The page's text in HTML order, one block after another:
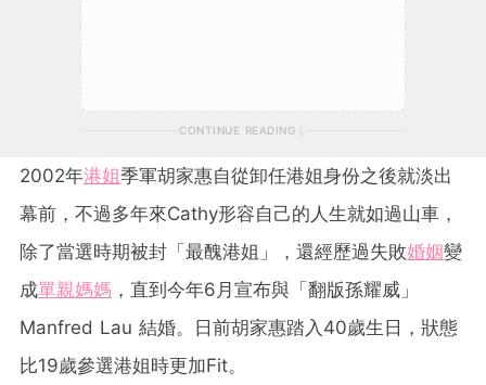
CONTINUE READING
2002年港姐季軍胡家惠自從卸任港姐身份之後就淡出
幕前，不過多年來Cathy形容自己的人生就如過山車，
除了當選時期被封「最醜港姐」，還經歷過失敗婚姻變
成單親媽媽 ，直到今年6月宣布與「翻版孫耀威」
Manfred Lau 結婚。日前胡家惠踏入40歲生日，狀態
比19歲參選港姐時更加Fit。